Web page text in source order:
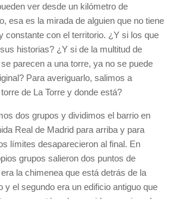
ver desde un kilómetro de
esa es la mirada de alguien que no tiene
constante con el territorio. ¿Y si los que
historias? ¿Y si de la multitud de
parecen a una torre, ya no se puede
Para averiguarlo, salimos a
de La Torre y donde está?
dos grupos y dividimos el barrio en
Real de Madrid para arriba y para
límites desaparecieron al final. En
grupos salieron dos puntos de
la chimenea que está detrás de la
y el segundo era un edificio antiguo que